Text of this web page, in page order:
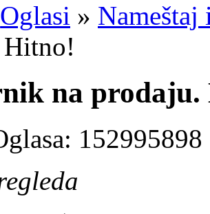
Oglasi » Nameštaj
na
152995898